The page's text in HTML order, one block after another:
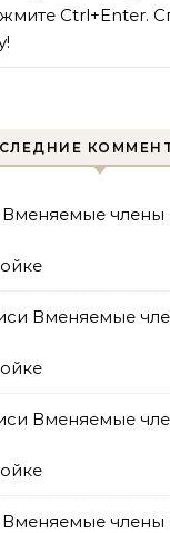
Ctrl+Enter.
Вменяемые члены
Вменяемые
Вменяемые
Вменяемые члены